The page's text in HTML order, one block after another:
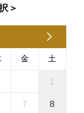
＞
金 土
1
7 8